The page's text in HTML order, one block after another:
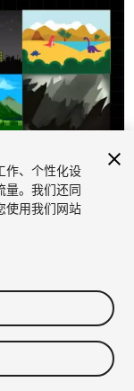
作、个性化设
量。我们还同
使用我们网站